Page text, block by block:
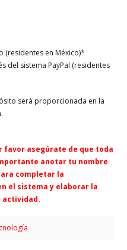
(residentes en México)*
del sistema PayPal (residentes
será proporcionada en la
favor asegúrate de que toda
anotar tu nombre
completar la
el sistema y elaborar la
actividad.